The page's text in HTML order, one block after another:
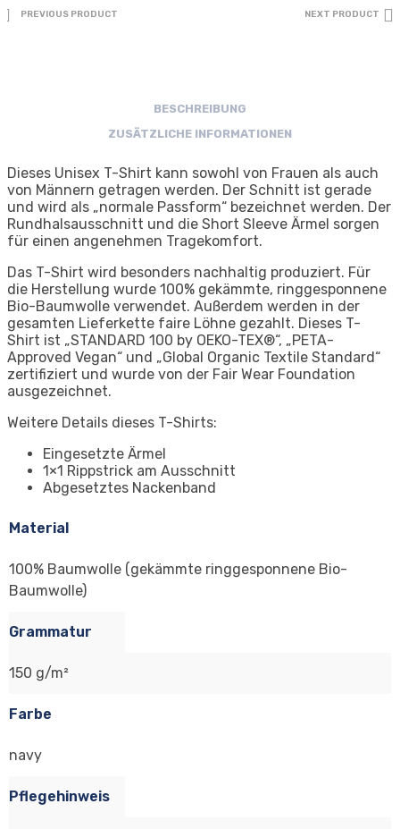
PREVIOUS PRODUCT NEXT PRODUCT
BESCHREIBUNG
ZUSÄTZLICHE INFORMATIONEN
Dieses Unisex T-Shirt kann sowohl von Frauen als auch
von Männern getragen werden. Der Schnitt ist gerade
und wird als „normale Passform“ bezeichnet werden. Der
Rundhalsausschnitt und die Short Sleeve Ärmel sorgen
für einen angenehmen Tragekomfort.
Das T-Shirt wird besonders nachhaltig produziert. Für
die Herstellung wurde 100% gekämmte, ringgesponnene
Bio-Baumwolle verwendet. Außerdem werden in der
gesamten Lieferkette faire Löhne gezahlt. Dieses T-
Shirt ist „STANDARD 100 by OEKO-TEX®“, „PETA-
Approved Vegan“ und „Global Organic Textile Standard“
zertifiziert und wurde von der Fair Wear Foundation
ausgezeichnet.
Weitere Details dieses T-Shirts:
Eingesetzte Ärmel
1×1 Rippstrick am Ausschnitt
Abgesetztes Nackenband
Material
100% Baumwolle (gekämmte ringgesponnene Bio-
Baumwolle)
Grammatur
150 g/m²
Farbe
navy
Pflegehinweis